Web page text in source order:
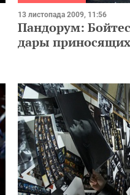
13 листопада 2009, 11:56
Пандорум:
дары приносящих